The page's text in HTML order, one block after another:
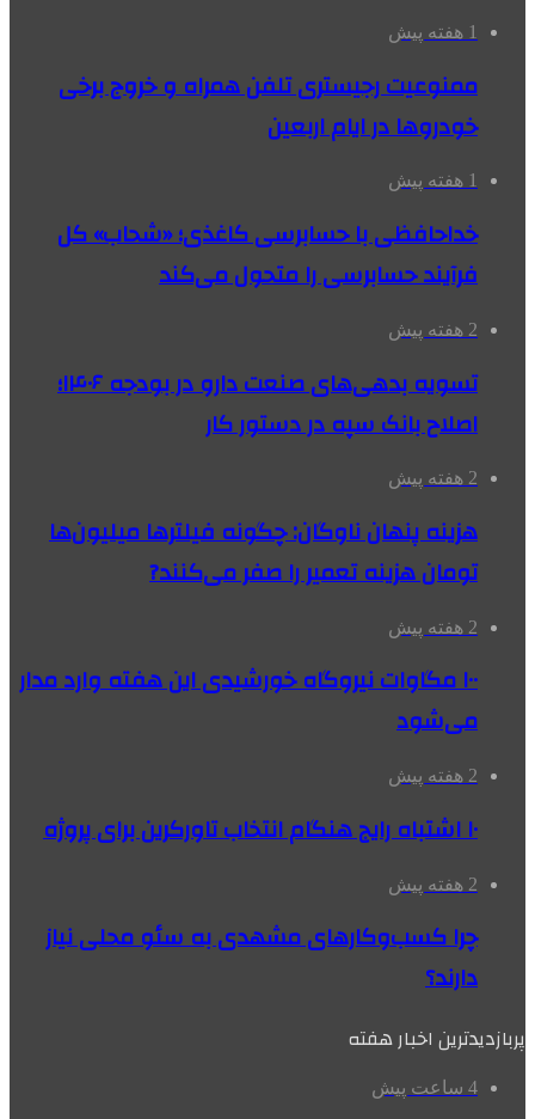
1 هفته پیش
ممنوعیت رجیستری تلفن همراه و خروج برخی
خودروها در ایام اربعین
1 هفته پیش
خداحافظی با حسابرسی کاغذی؛ «شحاب» کل
فرآیند حسابرسی را متحول می‌کند
2 هفته پیش
تسویه بدهی‌های صنعت دارو در بودجه ۱۴۰۶؛
اصلاح بانک سپه در دستور کار
2 هفته پیش
هزینه پنهان ناوگان: چگونه فیلترها میلیون‌ها
تومان هزینه تعمیر را صفر می‌کنند?
2 هفته پیش
۱۰۰ مگاوات نیروگاه‌ خورشیدی این هفته وارد مدار
می‌شود
2 هفته پیش
۱۰ اشتباه رایج هنگام انتخاب تاورکرین برای پروژه
2 هفته پیش
چرا کسب‌وکارهای مشهدی به سئو محلی نیاز
دارند؟
پربازدیدترین اخبار هفته
4 ساعت پیش